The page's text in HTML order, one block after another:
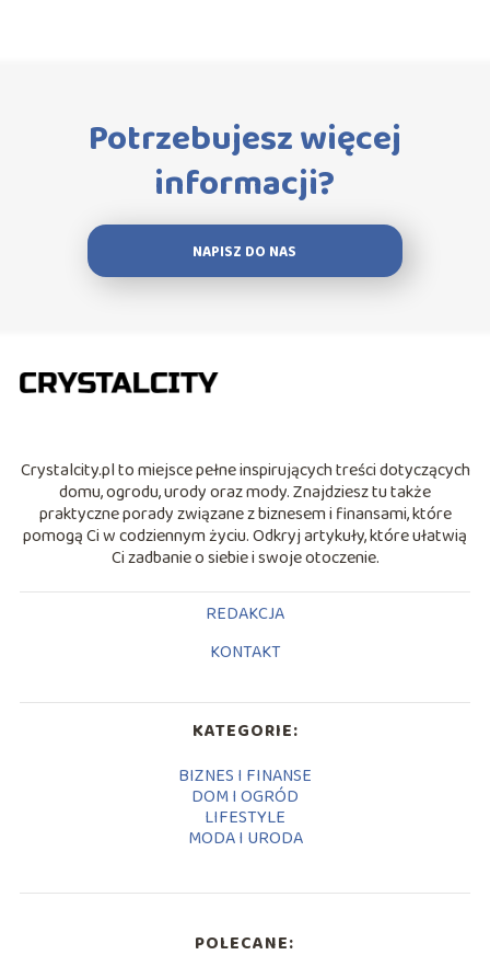
Potrzebujesz więcej
informacji?
NAPISZ DO NAS
Crystalcity.pl to miejsce pełne inspirujących treści dotyczących
domu, ogrodu, urody oraz mody. Znajdziesz tu także
praktyczne porady związane z biznesem i finansami, które
pomogą Ci w codziennym życiu. Odkryj artykuły, które ułatwią
Ci zadbanie o siebie i swoje otoczenie.
REDAKCJA
KONTAKT
KATEGORIE:
BIZNES I FINANSE
DOM I OGRÓD
LIFESTYLE
MODA I URODA
POLECANE: